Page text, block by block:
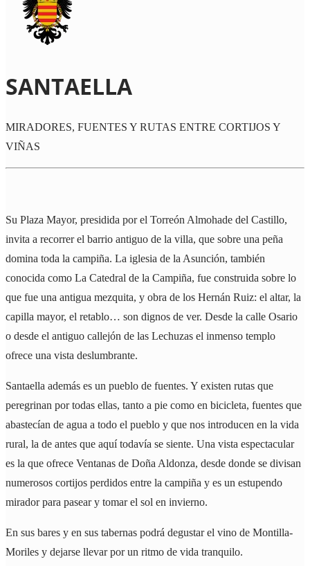
SANTAELLA
MIRADORES, FUENTES Y RUTAS ENTRE CORTIJOS Y
VIÑAS
Su Plaza Mayor, presidida por el Torreón Almohade del Castillo,
invita a recorrer el barrio antiguo de la villa, que sobre una peña
domina toda la campiña. La iglesia de la Asunción, también
conocida como La Catedral de la Campiña, fue construida sobre lo
que fue una antigua mezquita, y obra de los Hernán Ruiz: el altar, la
capilla mayor, el retablo… son dignos de ver. Desde la calle Osario
o desde el antiguo callejón de las Lechuzas el inmenso templo
ofrece una vista deslumbrante.
Santaella además es un pueblo de fuentes. Y existen rutas que
peregrinan por todas ellas, tanto a pie como en bicicleta, fuentes que
abastecían de agua a todo el pueblo y que nos introducen en la vida
rural, la de antes que aquí todavía se siente. Una vista espectacular
es la que ofrece Ventanas de Doña Aldonza, desde donde se divisan
numerosos cortijos perdidos entre la campiña y es un estupendo
mirador para pasear y tomar el sol en invierno.
En sus bares y en sus tabernas podrá degustar el vino de Montilla-
Moriles y dejarse llevar por un ritmo de vida tranquilo.